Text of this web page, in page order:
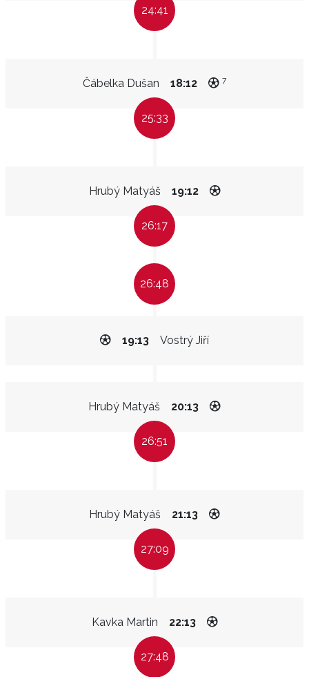
24:41
Čábelka Dušan 18:12 7
25:33
Hrubý Matyáš 19:12
26:17
26:48
Vostrý Jiří
19:13
Hrubý Matyáš 20:13
26:51
Hrubý Matyáš 21:13
27:09
Kavka Martin 22:13
27:48